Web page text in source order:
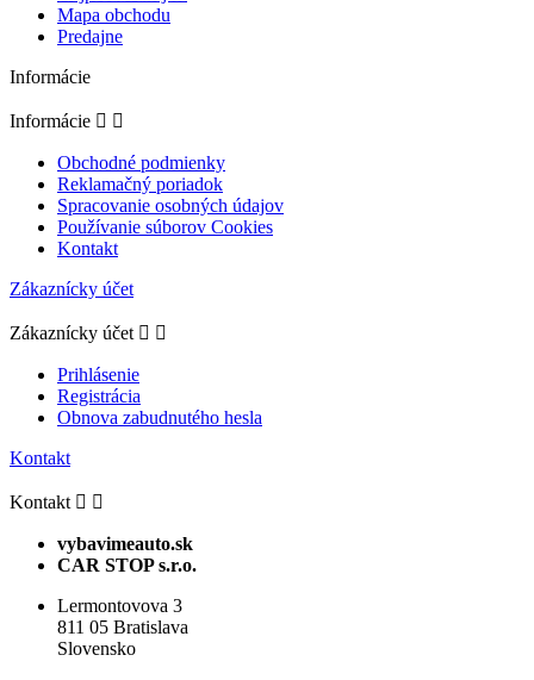
Mapa obchodu
Predajne
Informácie
Informácie  
Obchodné podmienky
Reklamačný poriadok
Spracovanie osobných údajov
Používanie súborov Cookies
Kontakt
Zákaznícky účet
Zákaznícky účet  
Prihlásenie
Registrácia
Obnova zabudnutého hesla
Kontakt
Kontakt  
vybavimeauto.sk
CAR STOP s.r.o.
Lermontovova 3
811 05 Bratislava
Slovensko